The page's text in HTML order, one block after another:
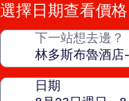
選擇日期查看價格
下一站想去邊？
日期